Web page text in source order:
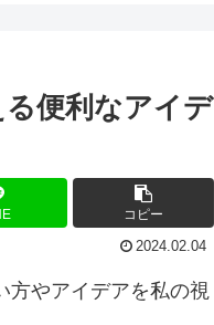
便利なアイデ
コピー
2024.02.04
方やアイデアを私の視